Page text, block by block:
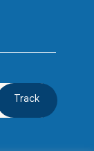
Track